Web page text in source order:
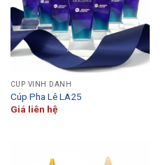
CÚP VINH DANH
Cúp Pha Lê LA25
Giá liên hệ